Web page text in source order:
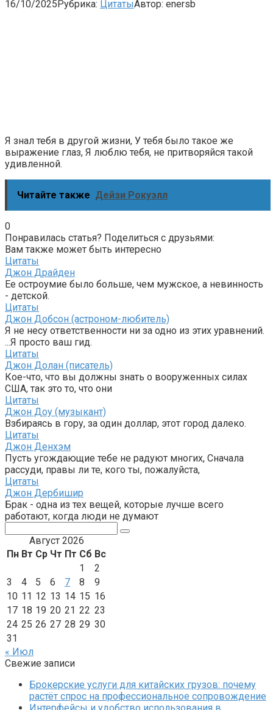
16/10/2025Рубрика: ЦитатыАвтор: enersb
Я знал тебя в другой жизни, У тебя было такое же
выражение глаз, Я люблю тебя, не притворяйся такой
удивленной.
Читайте также Дейзи Рокуэлл
0
Понравилась статья? Поделиться с друзьями:
Вам также может быть интересно
Цитаты
Джон Драйден
Ее остроумие было больше, чем мужское, а невинность
- детской.
Цитаты
Джон Добсон (астроном-любитель)
Я не несу ответственности ни за одно из этих уравнений.
...Я просто ваш гид.
Цитаты
Джон Долан (писатель)
Кое-что, что вы должны знать о вооруженных силах
США, так это то, что они
Цитаты
Джон Доу (музыкант)
Взбираясь в гору, за один доллар, этот город далеко.
Цитаты
Джон Денхэм
Пусть угождающие тебе не радуют многих, Сначала
рассуди, правы ли те, кого ты, пожалуйста,
Цитаты
Джон Дербишир
Брак - одна из тех вещей, которые лучше всего
работают, когда люди не думают
Август 2026
Пн Вт Ср Чт Пт Сб Вс
1
2
3
4 5 6 7 8
9
10 11 12 13 14 15 16
17 18 19 20 21 22 23
24 25 26 27 28 29 30
31
« Июл
Свежие записи
Брокерские услуги для китайских грузов: почему
растёт спрос на профессиональное сопровождение